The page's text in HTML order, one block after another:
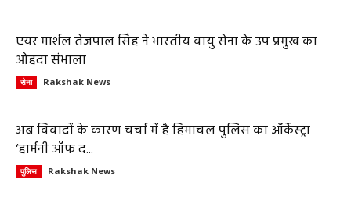
एयर मार्शल तेजपाल सिंह ने भारतीय वायु सेना के उप प्रमुख का
ओहदा संभाला
सेना Rakshak News
अब विवादों के कारण चर्चा में है हिमाचल पुलिस का ऑर्केस्ट्रा
‘हार्मनी ऑफ द...
पुलिस Rakshak News